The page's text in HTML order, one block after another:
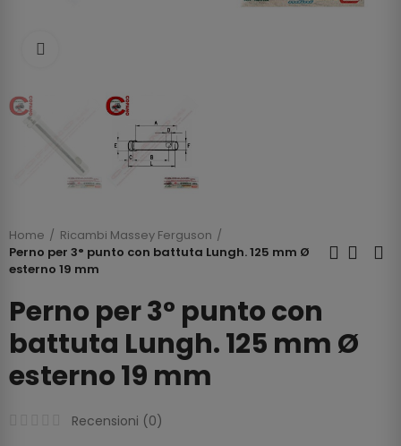
Home
Ricambi Massey Ferguson
Perno per 3° punto con battuta Lungh. 125 mm Ø
esterno 19 mm
Perno per 3° punto con
battuta Lungh. 125 mm Ø
esterno 19 mm
Recensioni (0)